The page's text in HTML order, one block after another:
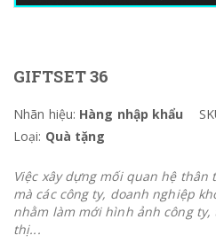
GIFTSET 36
Nhãn hiệu: Hàng nhập khẩu
Loại: Quà tặng
Việc xây dựng mối quan hệ
mà các công ty, doanh nghiệp
nhằm làm mới hình ảnh công
thị...